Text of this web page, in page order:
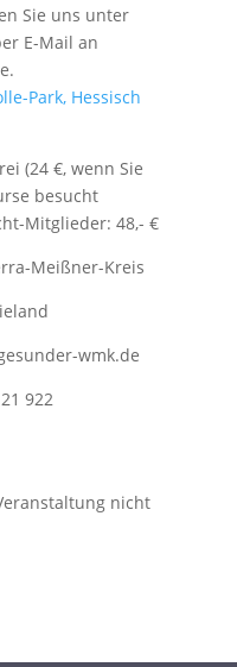
Sie uns unter
E-Mail an
Park, Hessisch
(24 €, wenn Sie
besucht
Mitglieder: 48,- €
Meißner-Kreis
wmk.de
922
nicht